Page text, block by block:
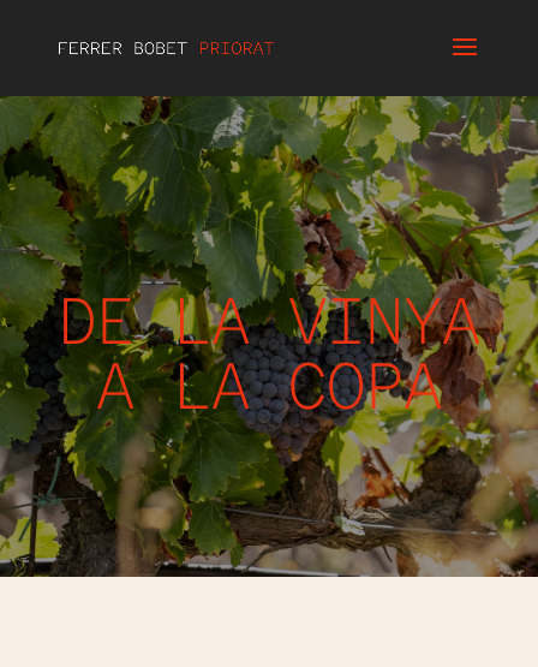
DE LA VINYA
A LA COPA